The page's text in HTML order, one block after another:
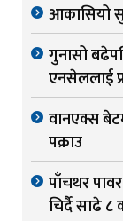
आकासियो
गुनासो
एनसेललाई
वानएक्स
पक्राउ
पाँचथर
चिर्दै साढे ८